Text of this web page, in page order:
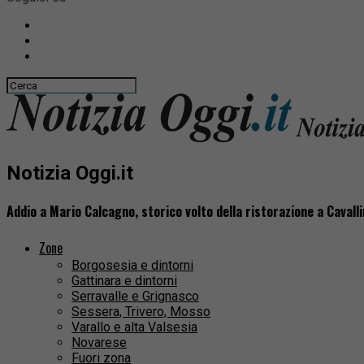
Notizia Oggi.it
Addio a Mario Calcagno, storico volto della ristorazione a
Zone
Borgosesia e dintorni
Gattinara e dintorni
Serravalle e Grignasco
Sessera, Trivero, Mosso
Varallo e alta Valsesia
Novarese
Fuori zona